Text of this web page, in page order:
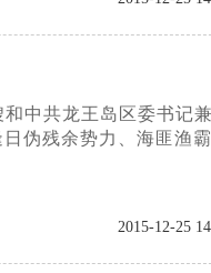
中共龙王岛区委书记
伪残余势力、海匪渔
2015-12-25